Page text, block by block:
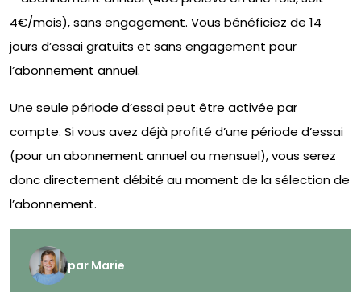
4€/mois), sans engagement. Vous bénéficiez de 14
jours d’essai gratuits et sans engagement pour
l’abonnement annuel.
Une seule période d’essai peut être activée par
compte. Si vous avez déjà profité d’une période d’essai
(pour un abonnement annuel ou mensuel), vous serez
donc directement débité au moment de la sélection de
l’abonnement.
par Marie